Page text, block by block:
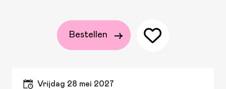
Bestellen
vrijdag 28 mei 2027